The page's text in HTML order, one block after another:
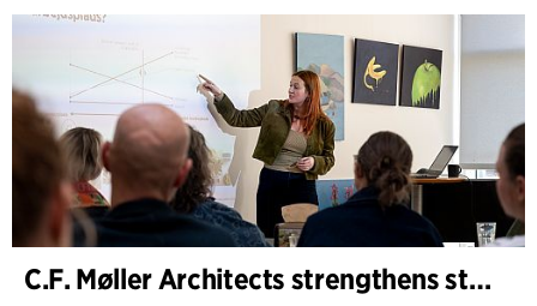
C.F. Møller Architects strengthens strategic advisory in the early phases